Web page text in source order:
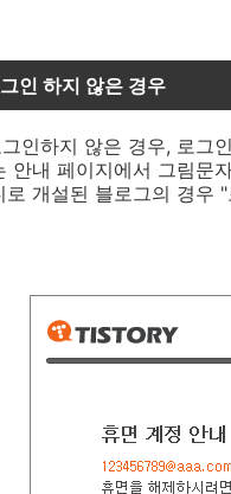
인 하지 않은 경우
인하지 않은 경우, 로그
안내 페이지에서 그림문
개설된 블로그의 경우